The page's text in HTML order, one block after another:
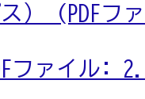
） (PDFフ
ファイル: